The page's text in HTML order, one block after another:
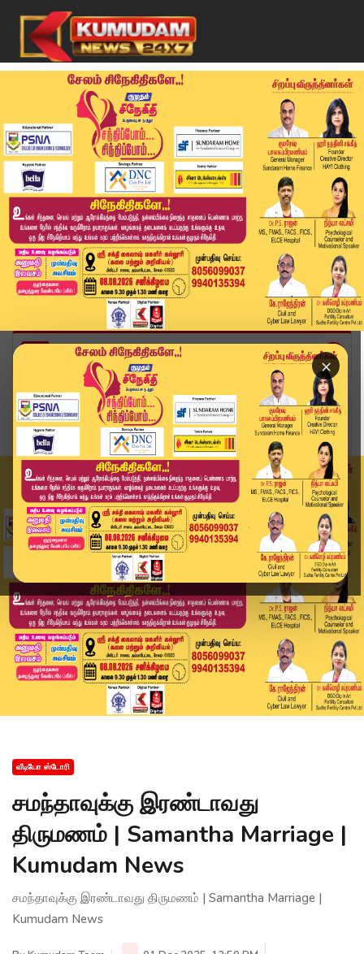
×
Home
வீடியோ ஸ்டோரி
சமந்தாவுக்கு இரண்டாவது திருமணம் | Samantha Mar...
வீடியோ ஸ்டோரி
சமந்தாவுக்கு இரண்டாவது
திருமணம் | Samantha Marriage |
Kumudam News
சமந்தாவுக்கு இரண்டாவது திருமணம் | Samantha Marriage |
Kumudam News